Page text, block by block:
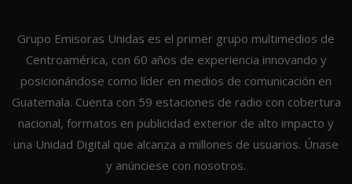
Grupo Emisoras Unidas es el primer grupo multimedios de
Centroamérica, con 60 años de experiencia innovando y
posicionándose como líder en medios de comunicación en
Guatemala. Cuenta con 59 estaciones de radio con cobertura
nacional, formatos en publicidad exterior de alto impacto y
una Unidad Digital que alcanza a millones de usuarios. Únase
y anúnciese con nosotros.